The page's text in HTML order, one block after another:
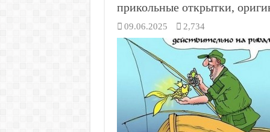
прикольные открытки,
09.06.2025 2,734